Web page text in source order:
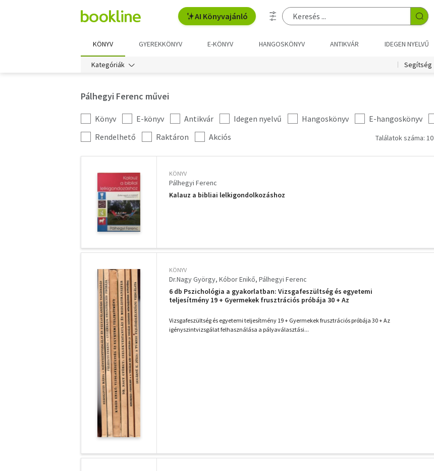
AI Könyvajánló
KÖNYV GYEREKKÖNYV E-KÖNYV HANGOSKÖNYV ANTIKVÁR IDEGEN NYELVŰ
Kategóriák Segítség
Pálhegyi Ferenc művei
Kategória
szűrés
Könyv E-könyv Antikvár Idegen nyelvű Hangoskönyv E-hangoskönyv
További
szűrők
Rendelhető Raktáron Akciós Találatok száma: 10
KÖNYV
Pálhegyi Ferenc
Kalauz a bibliai lelkigondolkozáshoz
KÖNYV
Dr.Nagy György Kóbor Enikő Pálhegyi Ferenc
6 db Pszichológia a gyakorlatban: Vizsgafeszültség és egyetemi
teljesítmény 19 + Gyermekek frusztrációs próbája 30 + Az
A TV-mese hatásának fejlődéslélektani vizsgálata 33 +
Vizsgafeszültség és egyetemi teljesítmény 19 + Gyermekek frusztrációs próbája 30 + Az
igényszintvizsgálat felhasználása a pályaválasztási...